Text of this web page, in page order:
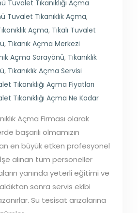
Tuvalet Tıkanıklığı Açma
Tuvalet Tıkanıklık Açma,
Açma, Tıkalı Tuvalet
, Tıkanık Açma Merkezi
Açma Sarayönü, Tıkanıklık
, Tıkanıklık Açma Servisi
Tıkanıklığı Açma Fiyatları
Tıkanıklığı Açma Ne Kadar
Açma Firması olarak
başarılı olmamızın
en büyük etken profesyonel
alınan tüm personeller
yanında yeterli eğitimi ve
sonra servis ekibi
Su tesisat arızalarına